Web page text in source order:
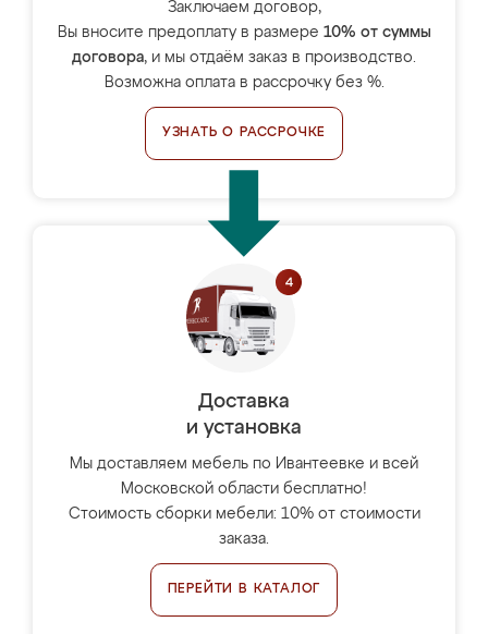
Заключаем договор,
Вы вносите предоплату в размере 10% от суммы
договора, и мы отдаём заказ в производство.
Возможна оплата в рассрочку без %.
УЗНАТЬ О РАССРОЧКЕ
Доставка
и установка
Мы доставляем мебель по Ивантеевке и всей
Московской области бесплатно!
Стоимость сборки мебели: 10% от стоимости
заказа.
ПЕРЕЙТИ В КАТАЛОГ